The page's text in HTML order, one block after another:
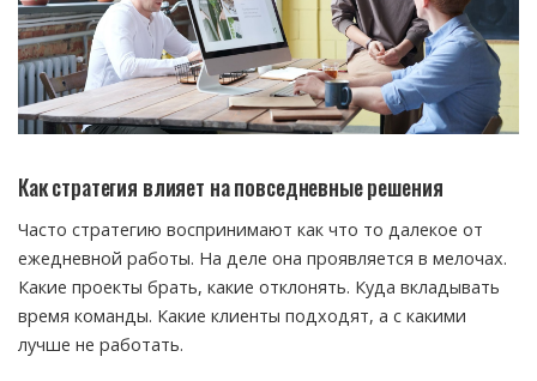
Как стратегия влияет на повседневные решения
Часто стратегию воспринимают как что то далекое от
ежедневной работы. На деле она проявляется в мелочах.
Какие проекты брать, какие отклонять. Куда вкладывать
время команды. Какие клиенты подходят, а с какими
лучше не работать.